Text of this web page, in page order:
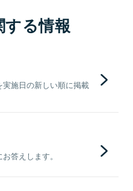
する情報
施日の新しい順に掲載
答えします。